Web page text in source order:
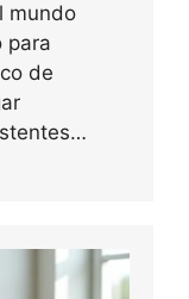
mundo
para
de